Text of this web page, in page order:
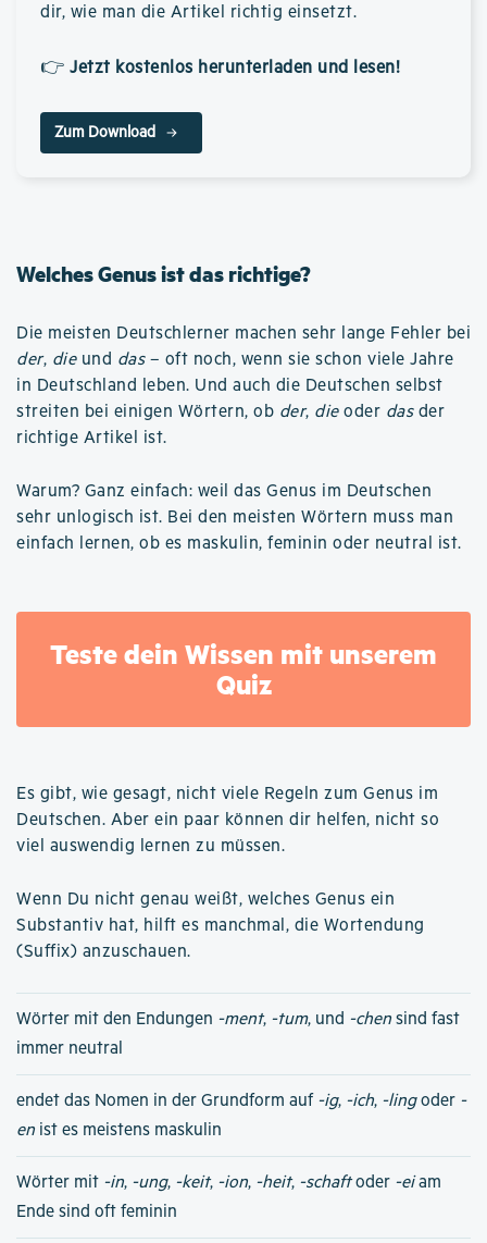
dir, wie man die Artikel richtig einsetzt.
👉 Jetzt kostenlos herunterladen und lesen!
Zum Download
Welches Genus ist das richtige?
Die meisten Deutschlerner machen sehr lange Fehler bei
der, dieund das– oft noch, wenn sie schon viele Jahre
in Deutschland leben. Und auch die Deutschen selbst
streiten bei einigen Wörtern, ob der, dieoder dasder
richtige Artikel ist.
Warum? Ganz einfach: weil das Genus im Deutschen
sehr unlogisch ist. Bei den meisten Wörtern muss man
einfach lernen, ob es maskulin, feminin oder neutral ist.
Teste dein Wissen mit unserem
Quiz
Es gibt, wie gesagt, nicht viele Regeln zum Genus im
Deutschen. Aber ein paar können dir helfen, nicht so
viel auswendig lernen zu müssen.
Wenn Du nicht genau weißt, welches Genus ein
Substantiv hat, hilft es manchmal, die Wortendung
(Suffix) anzuschauen.
Wörter mit den Endungen -ment, -tum, und -chen sind fast
immer neutral
endet das Nomen in der Grundform auf -ig, -ich, -lingoder -
en ist es meistens maskulin
Wörter mit -in, -ung, -keit, -ion, -heit, -schaftoder -eiam
Ende sind oft feminin